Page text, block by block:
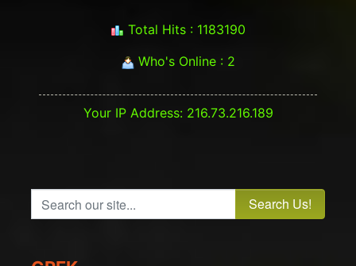
Total Hits : 1183190
Who's Online : 2
Your IP Address: 216.73.216.189
Search our site...